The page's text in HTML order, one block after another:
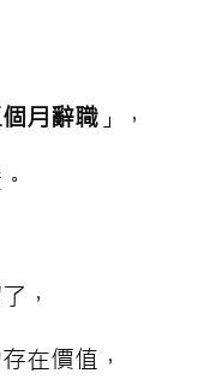
月辭職 」，
，
在價值，